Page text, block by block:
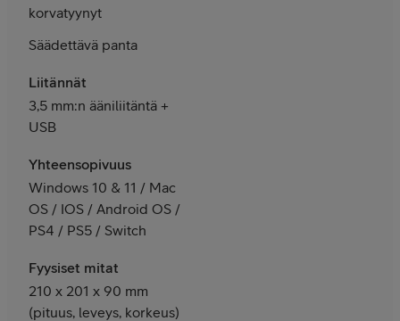
korvatyynyt
Säädettävä panta
Liitännät
3,5 mm:n ääniliitäntä +
USB
Yhteensopivuus
Windows 10 & 11 / Mac
OS / IOS / Android OS /
PS4 / PS5 / Switch
Fyysiset mitat
210 x 201 x 90 mm
(pituus, leveys, korkeus)